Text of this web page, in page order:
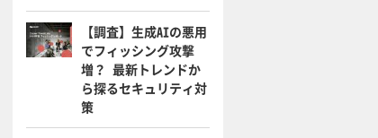
【調査】生成AIの悪用
でフィッシング攻撃
増？ 最新トレンドか
ら探るセキュリティ対
策